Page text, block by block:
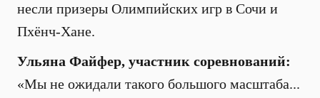
несли призеры Олимпийских игр в Сочи и
Пхёнч-Хане.
Ульяна Файфер, участник соревнований:
«Мы не ожидали такого большого масштаба...